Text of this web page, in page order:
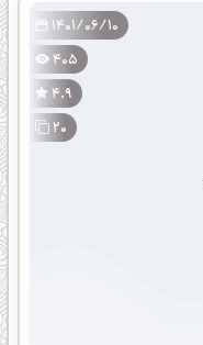
1401/06/10
405
4.9
20